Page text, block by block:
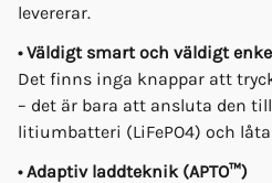
levererar.
• Väldigt smart och väldigt
Det finns inga knappar att
– det är bara att ansluta den
litiumbatteri (LiFePO4) och
• Adaptiv laddteknik (APTO™)